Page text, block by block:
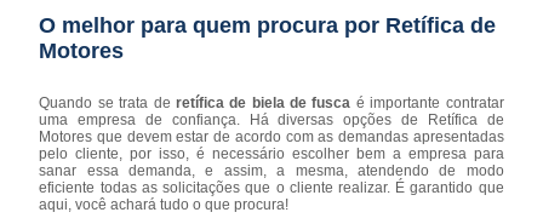
O melhor para quem procura por Retífica de
Motores
Quando se trata de retífica de biela de fusca é importante contratar
uma empresa de confiança. Há diversas opções de Retífica de
Motores que devem estar de acordo com as demandas apresentadas
pelo cliente, por isso, é necessário escolher bem a empresa para
sanar essa demanda, e assim, a mesma, atendendo de modo
eficiente todas as solicitações que o cliente realizar. É garantido que
aqui, você achará tudo o que procura!